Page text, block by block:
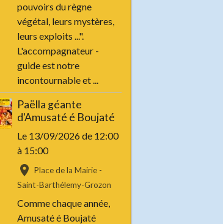
pouvoirs du règne
végétal, leurs mystères,
leurs exploits ...".
L'accompagnateur -
guide est notre
incontournable et ...
Paëlla géante
d'Amusaté é Boujaté
Le 13/09/2026de 12:00
à 15:00
Place de la Mairie -
Saint-Barthélemy-Grozon
Comme chaque année,
Amusaté é Boujaté